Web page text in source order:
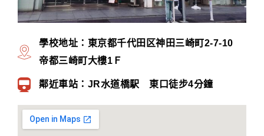
學校地址：東京都千代田区神田三崎町2-7-10
帝都三崎町大樓1Ｆ
鄰近車站：JR水道橋駅 東口徒步4分鐘